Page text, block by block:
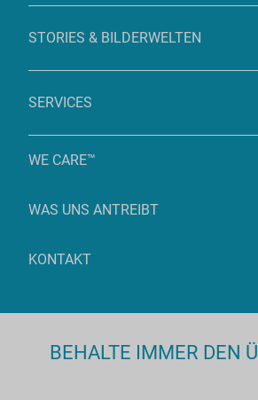
STORIES & BILDERWELTEN
SERVICES
WE CARE™
WAS UNS ANTREIBT
KONTAKT
BEHALTE IMMER DEN